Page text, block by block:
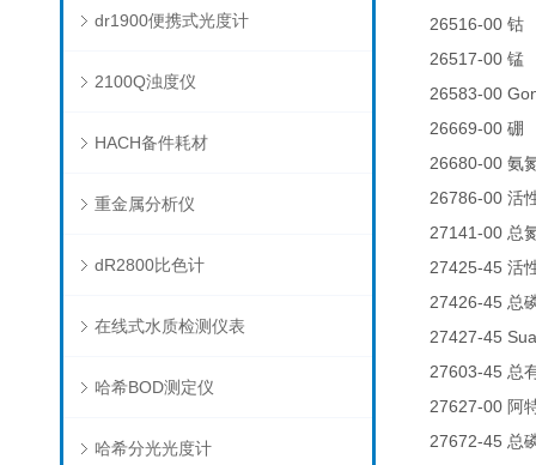
dr1900便携式光度计
2100Q浊度仪
HACH备件耗材
重金属分析仪
dR2800比色计
在线式水质检测仪表
哈希BOD测定仪
哈希分光光度计
26516-00 钴
26517-00 锰
26583-00
26669-00 硼
26680-00 氨
26786-00 活
27141-00 总
27425-45 活
27426-45 总
27427-45
27603-45 总
27627-00 阿
27672-45 总